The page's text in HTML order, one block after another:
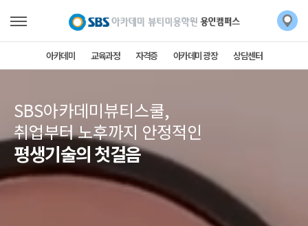
아카데미 교육과정 자격증 아카데미 광장 상담센터
SBS아카데미뷰티스쿨,
취업부터 노후까지 안정적인
평생기술의 첫걸음